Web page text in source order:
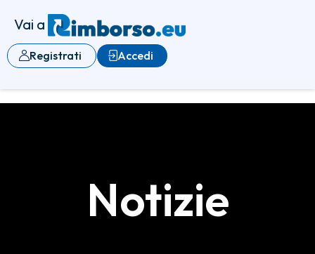
Vai a
Accedi
Registrati
Notizie